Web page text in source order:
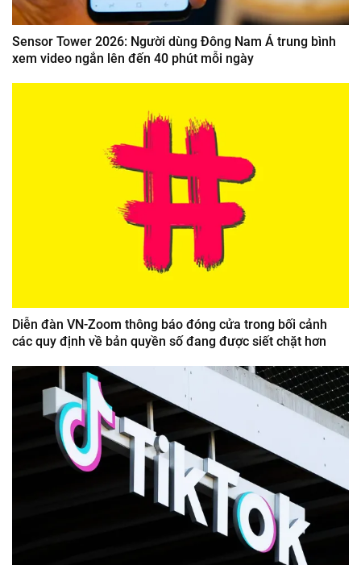
Sensor Tower 2026: Người dùng Đông Nam Á trung bình
xem video ngắn lên đến 40 phút mỗi ngày
Diễn đàn VN-Zoom thông báo đóng cửa trong bối cảnh
các quy định về bản quyền số đang được siết chặt hơn